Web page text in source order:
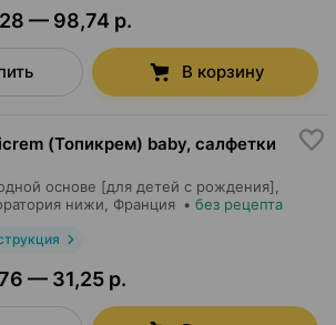
— 98,74 р.
В корзину
(Топикрем) baby, салфетки
основе [для детей с рождения],
нижи , Франция • без рецепта
— 31,25 р.